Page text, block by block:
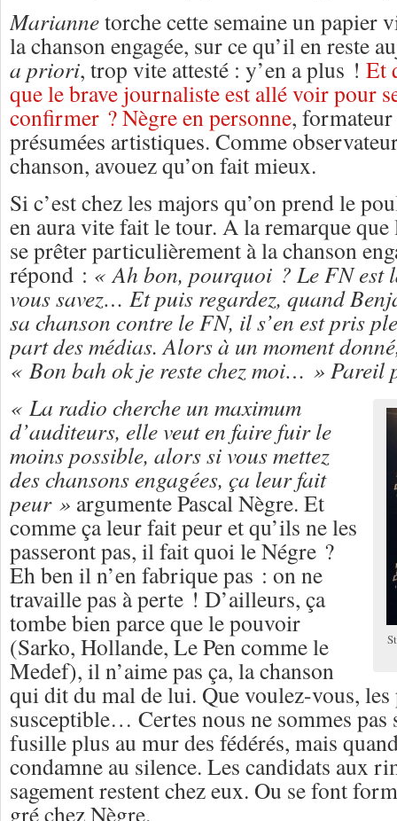
Mariannetorche cette semaine un papier
la chanson engagée, sur ce qu’il en reste
a priori, trop vite attesté : y’en a plus ! Et
que le brave journaliste est allé voir pour
confirmer ? Nègre en personne,
présumées artistiques. Comme
chanson, avouez qu’on fait mieux.
Si c’est chez les majors qu’on prend le
en aura vite fait le tour. A la remarque
se prêter particulièrement à la chanson
répond :« Ah bon, pourquoi ? Le FN est
vous savez… Et puis regardez, quand
sa chanson contre le FN, il s’en est pris
part des médias. Alors à un moment
« Bon bah ok je reste chez moi… » Pareil
« La radio cherche un maximum
d’auditeurs, elle veut en faire fuir le
moins possible, alors si vous mettez
des chansons engagées, ça leur fait
peur » argumente Pascal Nègre. Et
comme ça leur fait peur et qu’ils ne les
passeront pas, il fait quoi le Négre ?
Eh ben il n’en fabrique pas : on ne
travaille pas à perte ! D’ailleurs, ça
tombe bien parce que le pouvoir
(Sarko, Hollande, Le Pen comme le
Medef), il n’aime pas ça, la chanson
qui dit du mal de lui. Que voulez-vous,
susceptible… Certes nous ne sommes
fusille plus au mur des fédérés, mais
condamne au silence. Les candidats aux
sagement restent chez eux. Ou se font
gré chez Nègre.